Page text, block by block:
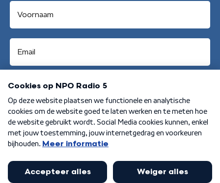
Aanmelden
Algemene voorwaarden Privacybeleid